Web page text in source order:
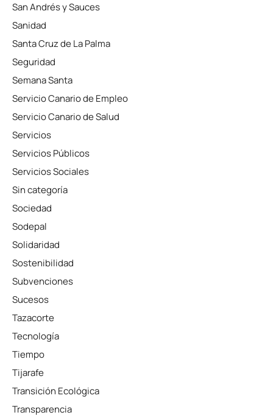
San Andrés y Sauces
Sanidad
Santa Cruz de La Palma
Seguridad
Semana Santa
Servicio Canario de Empleo
Servicio Canario de Salud
Servicios
Servicios Públicos
Servicios Sociales
Sin categoría
Sociedad
Sodepal
Solidaridad
Sostenibilidad
Subvenciones
Sucesos
Tazacorte
Tecnología
Tiempo
Tijarafe
Transición Ecológica
Transparencia